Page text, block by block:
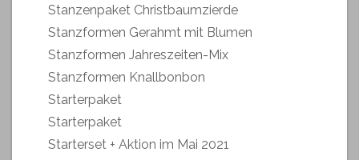
Stanzenpaket Christbaumzierde
Stanzformen Gerahmt mit Blumen
Stanzformen Jahreszeiten-Mix
Stanzformen Knallbonbon
Starterpaket
Starterpaket
Starterset + Aktion im Mai 2021